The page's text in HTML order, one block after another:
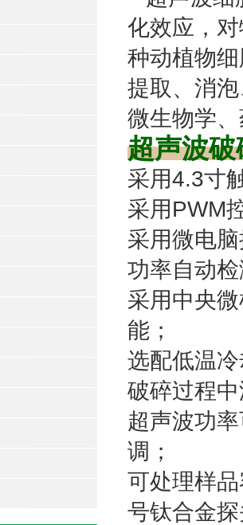
化效应，
种动植物
提取、消
微生物学
超声波
采用4.3寸
采用PWM
采用微电
功率自动
采用中央
能；
选配低温
破碎过程
超声波功
调；
可处理样
号钛合金